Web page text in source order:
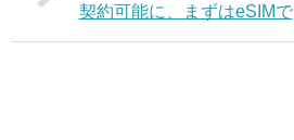
契約可能に、まずはeSIMで